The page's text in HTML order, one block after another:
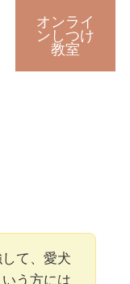
オンライ
ンしつけ
教室
て、愛犬
う方には